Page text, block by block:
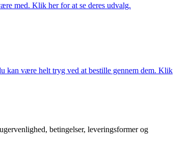
med. Klik her for at se deres udvalg.
kan være helt tryg ved at bestille gennem dem. Klik
betingelser, leveringsformer og